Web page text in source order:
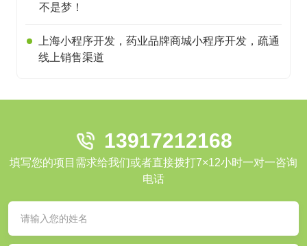
不是梦！
上海小程序开发，药业品牌商城小程序开发，疏通
线上销售渠道
填写您的项目需求给我们或者直接拨打7×12小时一对一咨询
电话
13917212168